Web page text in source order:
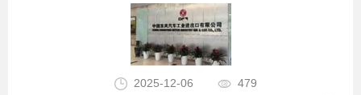
2025-12-06
479